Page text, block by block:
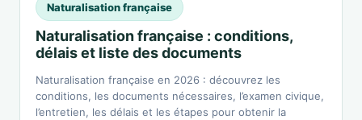
Naturalisation française
Naturalisation française : conditions,
délais et liste des documents
Naturalisation française en 2026 : découvrez les
conditions, les documents nécessaires, l’examen civique,
l’entretien, les délais et les étapes pour obtenir la